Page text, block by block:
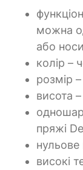
можна
або
колір –
розмір
висота
пряжі
нульове
високі